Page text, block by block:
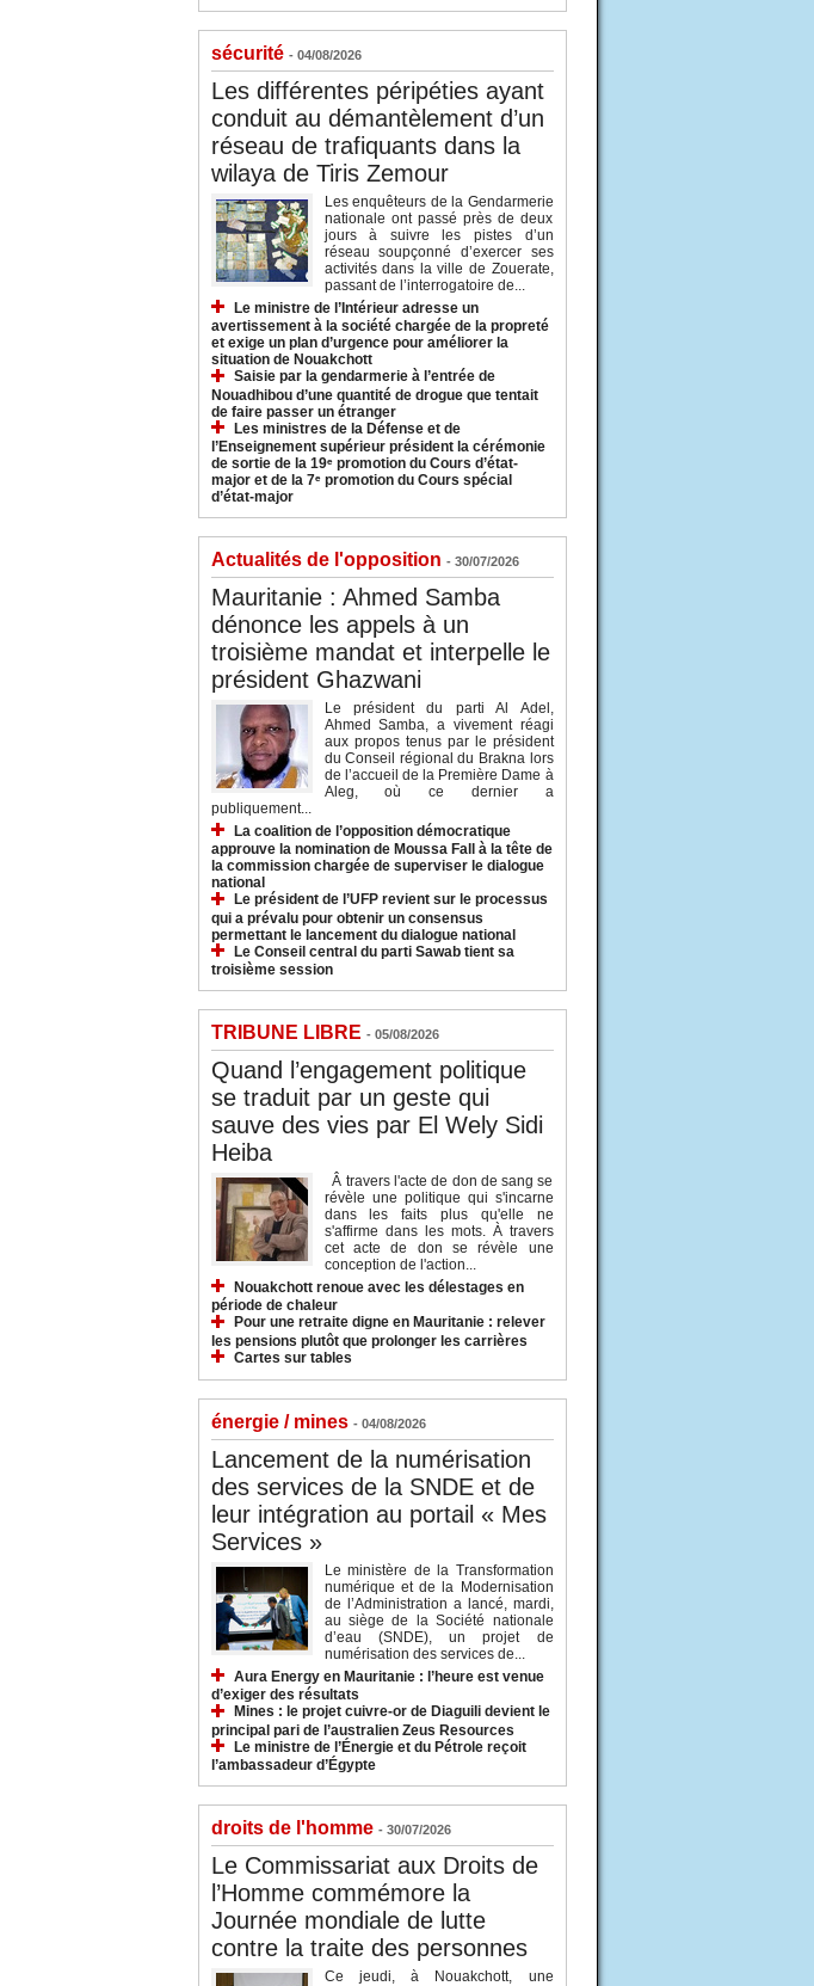
sécurité - 04/08/2026
Les différentes péripéties ayant
conduit au démantèlement d’un
réseau de trafiquants dans la
wilaya de Tiris Zemour
Les enquêteurs de la Gendarmerie
nationale ont passé près de deux
jours à suivre les pistes d’un
réseau soupçonné d’exercer ses
activités dans la ville de Zouerate,
passant de l’interrogatoire de...
Le ministre de l’Intérieur adresse un
avertissement à la société chargée de la propreté
et exige un plan d’urgence pour améliorer la
situation de Nouakchott
Saisie par la gendarmerie à l’entrée de
Nouadhibou d’une quantité de drogue que tentait
de faire passer un étranger
Les ministres de la Défense et de
l’Enseignement supérieur président la cérémonie
de sortie de la 19ᵉ promotion du Cours d’état-
major et de la 7ᵉ promotion du Cours spécial
d’état-major
Actualités de l'opposition - 30/07/2026
Mauritanie : Ahmed Samba
dénonce les appels à un
troisième mandat et interpelle le
président Ghazwani
Le président du parti Al Adel,
Ahmed Samba, a vivement réagi
aux propos tenus par le président
du Conseil régional du Brakna lors
de l’accueil de la Première Dame à
Aleg, où ce dernier a
publiquement...
La coalition de l’opposition démocratique
approuve la nomination de Moussa Fall à la tête de
la commission chargée de superviser le dialogue
national
Le président de l’UFP revient sur le processus
qui a prévalu pour obtenir un consensus
permettant le lancement du dialogue national
Le Conseil central du parti Sawab tient sa
troisième session
TRIBUNE LIBRE - 05/08/2026
Quand l’engagement politique
se traduit par un geste qui
sauve des vies par El Wely Sidi
Heiba
Â travers l'acte de don de sang se
révèle une politique qui s'incarne
dans les faits plus qu'elle ne
s'affirme dans les mots. À travers
cet acte de don se révèle une
conception de l'action...
Nouakchott renoue avec les délestages en
période de chaleur
Pour une retraite digne en Mauritanie : relever
les pensions plutôt que prolonger les carrières
Cartes sur tables
énergie / mines - 04/08/2026
Lancement de la numérisation
des services de la SNDE et de
leur intégration au portail « Mes
Services »
Le ministère de la Transformation
numérique et de la Modernisation
de l’Administration a lancé, mardi,
au siège de la Société nationale
d’eau (SNDE), un projet de
numérisation des services de...
Aura Energy en Mauritanie : l’heure est venue
d’exiger des résultats
Mines : le projet cuivre-or de Diaguili devient le
principal pari de l’australien Zeus Resources
Le ministre de l’Énergie et du Pétrole reçoit
l’ambassadeur d’Égypte
droits de l'homme - 30/07/2026
Le Commissariat aux Droits de
l’Homme commémore la
Journée mondiale de lutte
contre la traite des personnes
Ce jeudi, à Nouakchott, une